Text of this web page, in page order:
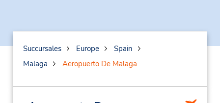
Succursales Europe
Spain
Malaga
Aeropuerto De Malaga